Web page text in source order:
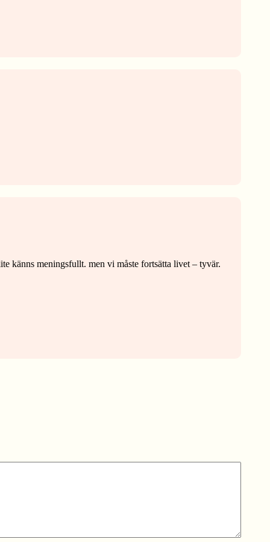
känns meningsfullt. men vi måste fortsätta livet – tyvär.